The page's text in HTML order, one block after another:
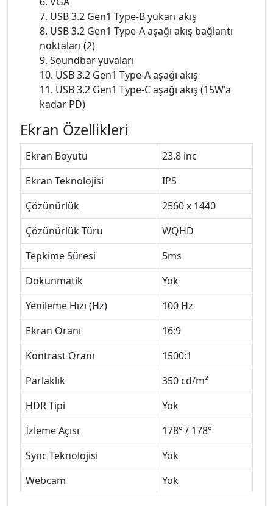
7. USB 3.2 Gen1 Type-B yukarı akış
8. USB 3.2 Gen1 Type-A aşağı akış bağlantı
noktaları (2)
9. Soundbar yuvaları
10. USB 3.2 Gen1 Type-A aşağı akış
11. USB 3.2 Gen1 Type-C aşağı akış (15W'a
kadar PD)
Ekran Özellikleri
Ekran Boyutu
23.8 inc
Ekran Teknolojisi
IPS
Çözünürlük
2560 x 1440
Çözünürlük Türü
WQHD
Tepkime Süresi
5ms
Dokunmatik
Yok
Yenileme Hızı (Hz)
100 Hz
Ekran Oranı
16:9
Kontrast Oranı
1500:1
Parlaklık
350 cd/m²
HDR Tipi
Yok
İzleme Açısı
178° / 178°
Sync Teknolojisi
Yok
Webcam
Yok